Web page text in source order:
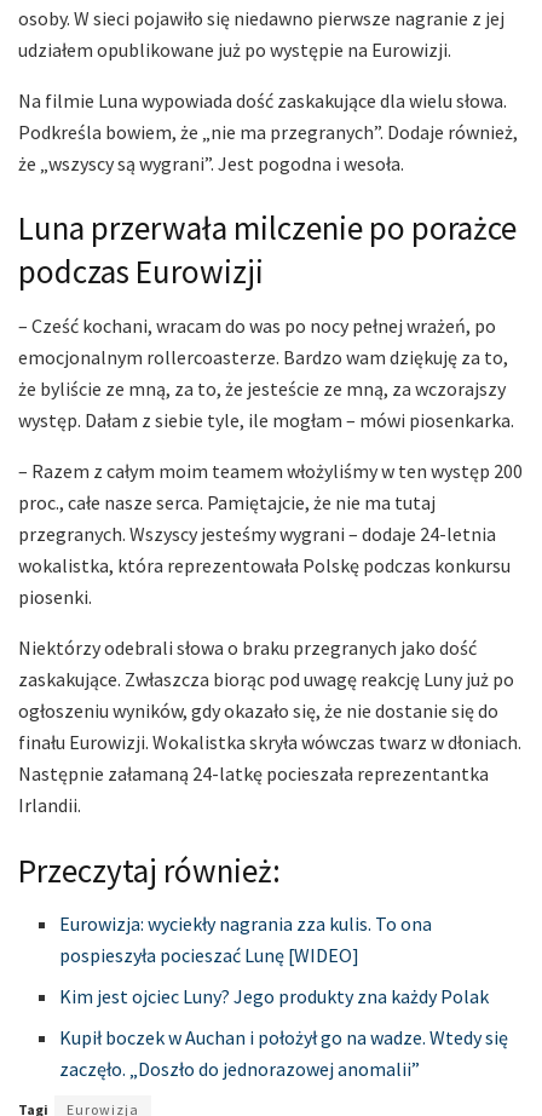
osoby. W sieci pojawiło się niedawno pierwsze nagranie z jej
udziałem opublikowane już po występie na Eurowizji.
Na filmie Luna wypowiada dość zaskakujące dla wielu słowa.
Podkreśla bowiem, że „nie ma przegranych”. Dodaje również,
że „wszyscy są wygrani”. Jest pogodna i wesoła.
Luna przerwała milczenie po porażce
podczas Eurowizji
– Cześć kochani, wracam do was po nocy pełnej wrażeń, po
emocjonalnym rollercoasterze. Bardzo wam dziękuję za to,
że byliście ze mną, za to, że jesteście ze mną, za wczorajszy
występ. Dałam z siebie tyle, ile mogłam – mówi piosenkarka.
– Razem z całym moim teamem włożyliśmy w ten występ 200
proc., całe nasze serca. Pamiętajcie, że nie ma tutaj
przegranych. Wszyscy jesteśmy wygrani – dodaje 24-letnia
wokalistka, która reprezentowała Polskę podczas konkursu
piosenki.
Niektórzy odebrali słowa o braku przegranych jako dość
zaskakujące. Zwłaszcza biorąc pod uwagę reakcję Luny już po
ogłoszeniu wyników, gdy okazało się, że nie dostanie się do
finału Eurowizji. Wokalistka skryła wówczas twarz w dłoniach.
Następnie załamaną 24-latkę pocieszała reprezentantka
Irlandii.
Przeczytaj również:
Eurowizja: wyciekły nagrania zza kulis. To ona
pospieszyła pocieszać Lunę [WIDEO]
Kim jest ojciec Luny? Jego produkty zna każdy Polak
Kupił boczek w Auchan i położył go na wadze. Wtedy się
zaczęło. „Doszło do jednorazowej anomalii”
Tagi Eurowizja